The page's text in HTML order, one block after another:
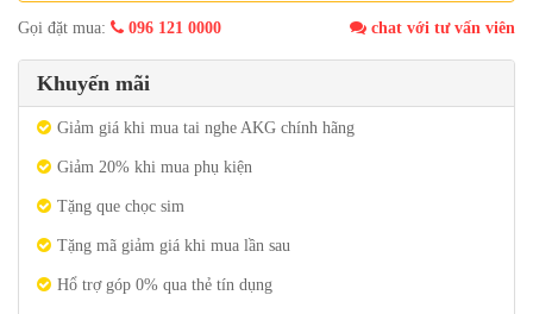
Gọi đặt mua: 096 121 0000 chat với tư vấn viên
Khuyến mãi
Giảm giá khi mua tai nghe AKG chính hãng
Giảm 20% khi mua phụ kiện
Tặng que chọc sim
Tặng mã giảm giá khi mua lần sau
Hổ trợ góp 0% qua thẻ tín dụng